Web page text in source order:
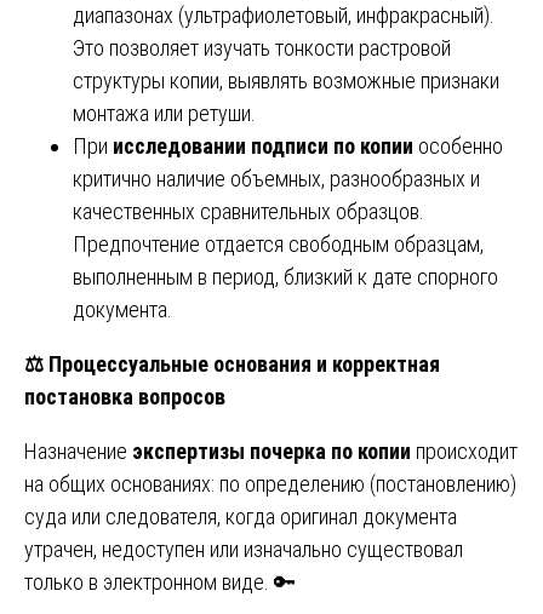
диапазонах (ультрафиолетовый, инфракрасный).
Это позволяет изучать тонкости растровой
структуры копии, выявлять возможные признаки
монтажа или ретуши.
При исследовании подписи по копии особенно
критично наличие объемных, разнообразных и
качественных сравнительных образцов.
Предпочтение отдается свободным образцам,
выполненным в период, близкий к дате спорного
документа.
⚖️ Процессуальные основания и корректная
постановка вопросов
Назначение экспертизы почерка по копии происходит
на общих основаниях: по определению (постановлению)
суда или следователя, когда оригинал документа
утрачен, недоступен или изначально существовал
только в электронном виде. 🔑